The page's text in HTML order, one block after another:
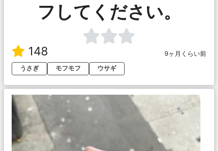
フしてください。
148
9ヶ月くらい前
うさぎ
モフモフ ウサギ